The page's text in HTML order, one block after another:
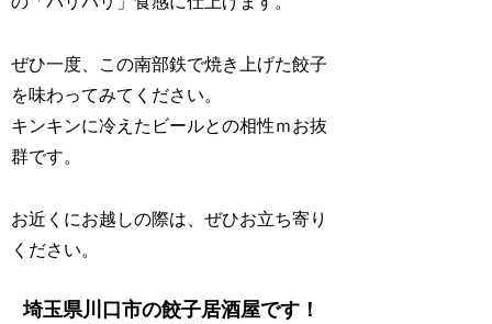
ぜひ一度、この南部鉄で焼き上げた餃子
を味わってみてください。
キンキンに冷えたビールとの相性ｍお抜
群です。
お近くにお越しの際は、ぜひお立ち寄り
ください。
埼玉県川口市の餃子居酒屋です！